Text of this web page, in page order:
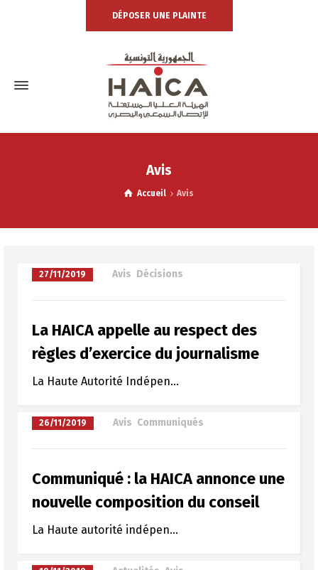
DÉPOSER UNE PLAINTE
Avis
Accueil Avis
27/11/2019 Avis Décisions
La HAICA appelle au respect des
règles d’exercice du journalisme
La Haute Autorité Indépen...
26/11/2019 Avis Communiqués
Communiqué : la HAICA annonce une
nouvelle composition du conseil
La Haute autorité indépen...